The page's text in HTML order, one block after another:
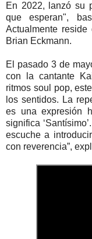
En 2022, lanzó su
que esperan",
Actualmente
Brian Eckmann.
El pasado 3 de
con la cantante
ritmos soul pop,
los sentidos. La
es una expresión
significa
escuche a
con reverencia”,